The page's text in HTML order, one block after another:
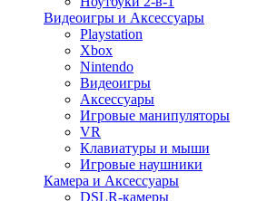
Видеоигры и Аксессуары
Playstation
Xbox
Nintendo
Видеоигры
Аксессуары
Игровые манипуляторы
VR
Клавиатуры и мыши
Игровые наушники
Камера и Аксессуары
DSLR-камеры